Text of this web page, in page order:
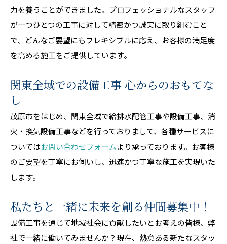
力を養うことができました。プロフェッショナルなスタッフ
が一つひとつの工事に対して精密かつ誠実に取り組むこと
で、どんなご要望にもフレキシブルに応え、お客様の満足度
を高める施工をご提供しています。
関東全域での設備工事 心からのおもてな
し
茂原市をはじめ、関東全域で給排水配管工事や設備工事、消
火・換気設備工事などを行っておりまして、各種サービスに
ついてはお問い合わせフォームより承っております。お客様
のご要望を丁寧にお伺いし、迅速かつ丁寧な施工を実現いた
します。
私たちと一緒に未来を創る仲間募集中！
設備工事を通じて地域社会に貢献したいとお考えの皆様、弊
社で一緒に働いてみませんか？現在、熱意ある新たなスタッ